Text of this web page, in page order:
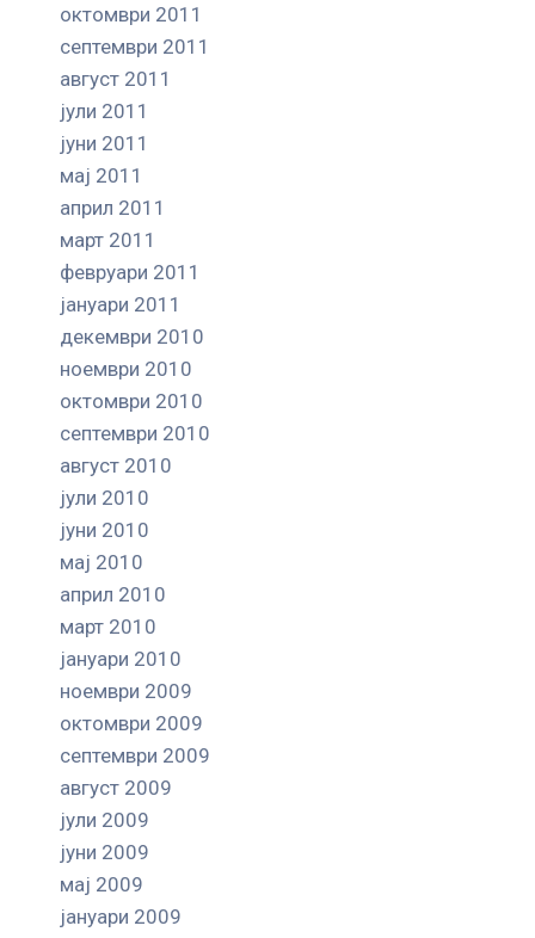
октомври 2011
септември 2011
август 2011
јули 2011
јуни 2011
мај 2011
април 2011
март 2011
февруари 2011
јануари 2011
декември 2010
ноември 2010
октомври 2010
септември 2010
август 2010
јули 2010
јуни 2010
мај 2010
април 2010
март 2010
јануари 2010
ноември 2009
октомври 2009
септември 2009
август 2009
јули 2009
јуни 2009
мај 2009
јануари 2009